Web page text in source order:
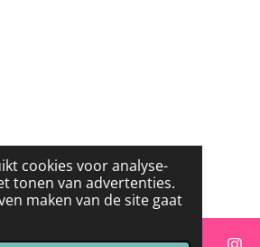
cookies voor analyse-
tonen van advertenties.
maken van de site gaat